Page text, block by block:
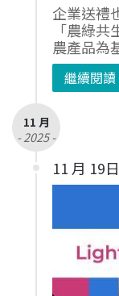
企業送禮
「農綠
農產品為
繼續閱讀
11 月
- 2025 -
11 月 19日